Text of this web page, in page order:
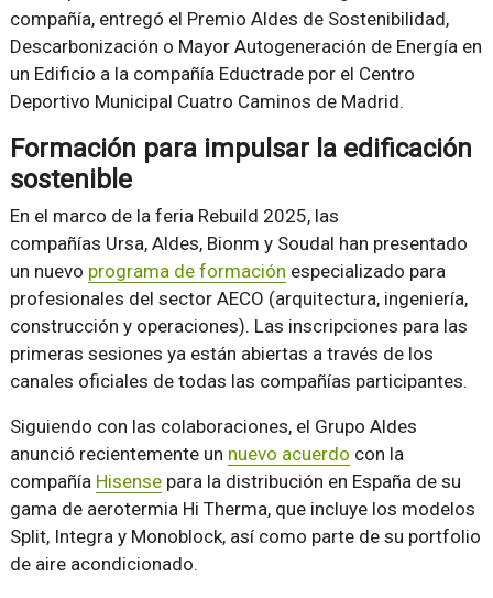
compañía, entregó el Premio Aldes de Sostenibilidad,
Descarbonización o Mayor Autogeneración de Energía en
un Edificio a la compañía Eductrade por el Centro
Deportivo Municipal Cuatro Caminos de Madrid.
Formación para impulsar la edificación
sostenible
En el marco de la feria Rebuild 2025, las
compañías Ursa, Aldes, Bionm y Soudal han presentado
un nuevo programa de formación especializado para
profesionales del sector AECO (arquitectura, ingeniería,
construcción y operaciones). Las inscripciones para las
primeras sesiones ya están abiertas a través de los
canales oficiales de todas las compañías participantes.
Siguiendo con las colaboraciones, el Grupo Aldes
anunció recientemente un nuevo acuerdo con la
compañía Hisensepara la distribución en España de su
gama de aerotermia Hi Therma, que incluye los modelos
Split, Integra y Monoblock, así como parte de su portfolio
de aire acondicionado.